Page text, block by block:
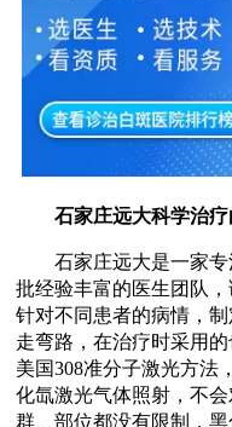
石家庄远大科学治疗
石家庄远大是一家专
批经验丰富的医生团队
针对不同患者的病情，
走弯路，在治疗时采用
美国308准分子激光方法
化氙激光气体照射，不
群、部位都没有限制，